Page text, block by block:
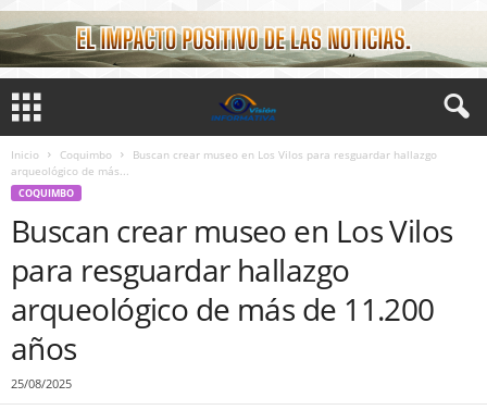
Inicio Coquimbo
Buscan crear museo en Los Vilos para resguardar hallazgo
arqueológico de más...
COQUIMBO
Buscan crear museo en Los Vilos
para resguardar hallazgo
arqueológico de más de 11.200
años
25/08/2025